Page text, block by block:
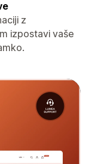
z
izpostavi vaše